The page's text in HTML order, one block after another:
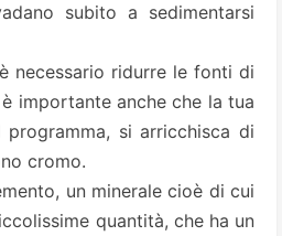
subito a sedimentarsi
necessario ridurre le fonti di
importante anche che la tua
si arricchisca di
cromo.
un minerale cioè di cui
quantità, che ha un